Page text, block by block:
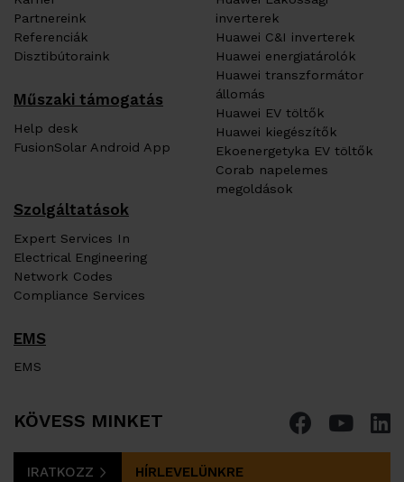
Partnereink
Referenciák
Disztibútoraink
Műszaki támogatás
Help desk
FusionSolar Android App
inverterek
Huawei C&I inverterek
Huawei energiatárolók
Huawei transzformátor
állomás
Huawei EV töltők
Huawei kiegészítők
Ekoenergetyka EV töltők
Corab napelemes
megoldások
Szolgáltatások
Expert Services In
Electrical Engineering
Network Codes
Compliance Services
EMS
EMS
KÖVESS MINKET
IRATKOZZ
HÍRLEVELÜNKRE